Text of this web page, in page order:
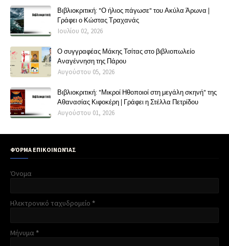
Βιβλιοκριτική: "Ο ήλιος πάγωσε" του Ακύλα Άρωνα |
Γράφει ο Κώστας Τραχανάς
Ιουλίου 02, 2026
Ο συγγραφέας Μάκης Τσίτας στο βιβλιοπωλείο
Αναγέννηση της Πάρου
Αυγούστου 05, 2026
Βιβλιοκριτική: "Μικροί Ηθοποιοί στη μεγάλη σκηνή" της
Αθανασίας Κιφοκέρη | Γράφει η Στέλλα Πετρίδου
Αυγούστου 01, 2026
ΦΌΡΜΑ ΕΠΙΚΟΙΝΩΝΊΑΣ
Όνομα
Ηλεκτρονικό ταχυδρομείο *
Μήνυμα *